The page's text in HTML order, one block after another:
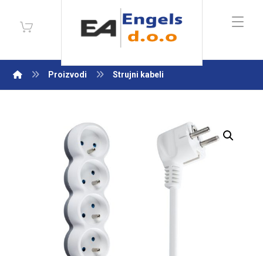
Proizvodi Strujni kabeli
Enlarge the image